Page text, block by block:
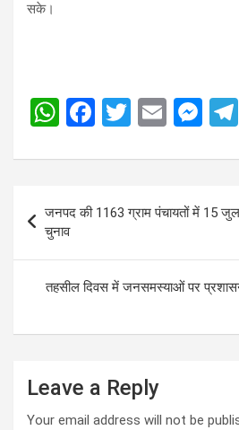
सके।
W
at
A
p
p
F
ce
b
o
o
k
T
tt
E
ail
M
se
n
g
er
navigation
जनपद की 1163 ग्राम पंचायतों में 15
चुनाव
तहसील दिवस में जनसमस्याओं पर
Leave a Reply
Your email address will not be